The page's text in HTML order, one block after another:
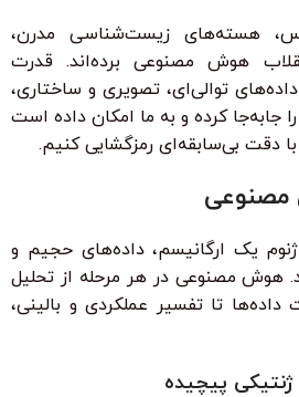
هسته‌های زیست‌شناسی مدرن،
هوش مصنوعی برده‌اند. قدرت
توالی‌ای، تصویری و ساختاری،
جابه‌جا کرده و به ما امکان داده است
دقت بی‌سابقه‌ای رمزگشایی کنیم.
مصنوعی
یک ارگانیسم، داده‌های حجیم و
هوش مصنوعی در هر مرحله از تحلیل
تا تفسیر عملکردی و بالینی،
پیچیده